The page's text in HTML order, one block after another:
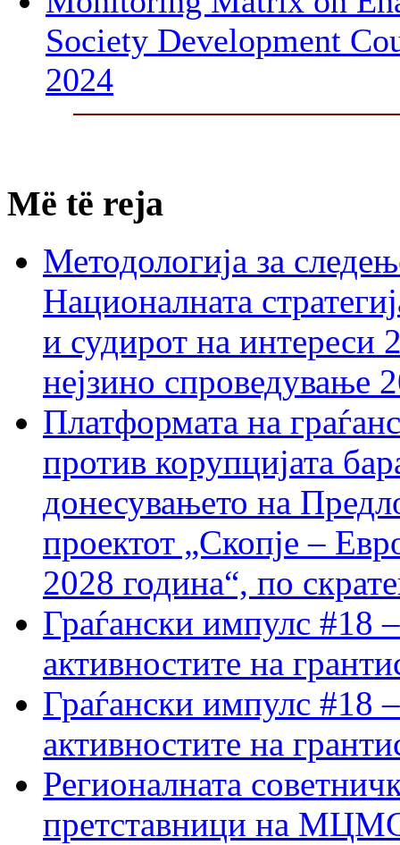
Society Development
2024
Më të reja
Методологија за
Националната
и судирот на интереси
нејзино спроведување
Платформата на
против корупцијата
донесувањето на
проектот „Скопје –
2028 година“, по
Граѓански импулс #18
активностите на
Граѓански импулс #18
активностите на
Регионалната
претставници на МЦМС